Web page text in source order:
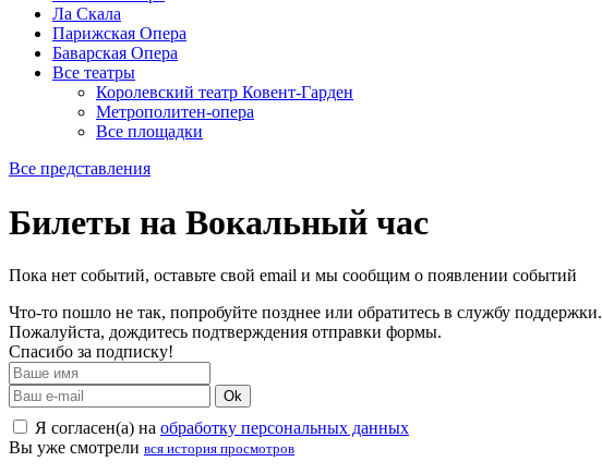
Ла Скала
Парижская Опера
Баварская Опера
Все театры
Королевский театр Ковент-Гарден
Метрополитен-опера
Все площадки
Все представления
Билеты на Вокальный час
Пока нет событий, оставьте свой email и мы сообщим о появлении событий
Что-то пошло не так, попробуйте позднее или обратитесь в службу поддержки.
Пожалуйста, дождитесь подтверждения отправки формы.
Спасибо за подписку!
Ok
Я согласен(а) на обработку персональных данных
Вы уже смотрели вся история просмотров